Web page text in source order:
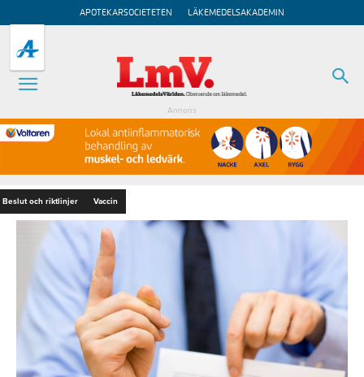
APOTEKARSOCIETETEN LÄKEMEDELSAKADEMIN
Annons
Beslut och riktlinjer Vaccin